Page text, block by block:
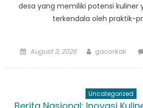
desa yang memiliki potensi kuliner
terkendala oleh praktik-
Posted
August 3, 2026 Author
gacorkali
Uncategorized